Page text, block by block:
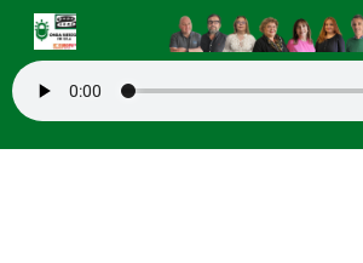
contenido
Buscar
por: